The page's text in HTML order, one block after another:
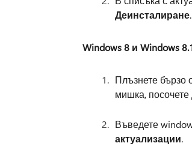
Деинсталиране.
Windows 8 и Windows
Плъзнете бързо
мишка,
Въведете
актуализации.